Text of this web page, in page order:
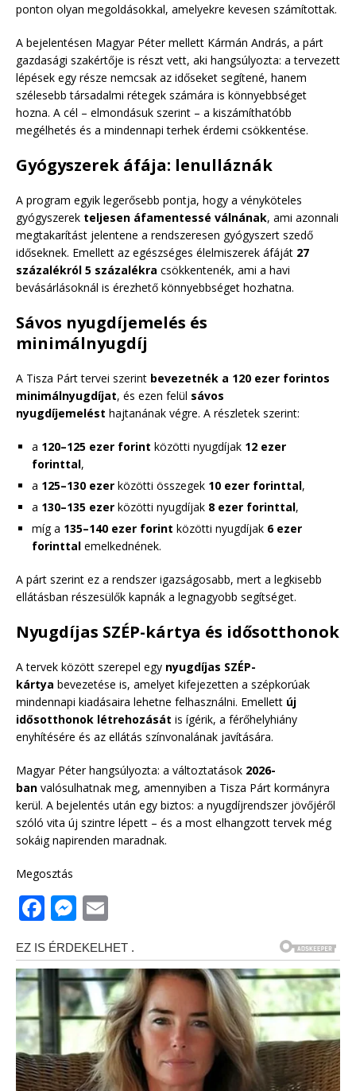
ponton olyan megoldásokkal, amelyekre kevesen számítottak.
A bejelentésen Magyar Péter mellett Kármán András, a párt
gazdasági szakértője is részt vett, aki hangsúlyozta: a tervezett
lépések egy része nemcsak az időseket segítené, hanem
szélesebb társadalmi rétegek számára is könnyebbséget
hozna. A cél – elmondásuk szerint – a kiszámíthatóbb
megélhetés és a mindennapi terhek érdemi csökkentése.
Gyógyszerek áfája: lenulláznák
A program egyik legerősebb pontja, hogy a vényköteles
gyógyszerek teljesen áfamentessé válnának, ami azonnali
megtakarítást jelentene a rendszeresen gyógyszert szedő
időseknek. Emellett az egészséges élelmiszerek áfáját 27
százalékról 5 százalékra csökkentenék, ami a havi
bevásárlásoknál is érezhető könnyebbséget hozhatna.
Sávos nyugdíjemelés és
minimálnyugdíj
A Tisza Párt tervei szerint bevezetnék a 120 ezer forintos
minimálnyugdíjat, és ezen felül sávos
nyugdíjemelést hajtanának végre. A részletek szerint:
a 120–125 ezer forint közötti nyugdíjak 12 ezer
forinttal,
a 125–130 ezer közötti összegek 10 ezer forinttal,
a 130–135 ezer közötti nyugdíjak 8 ezer forinttal,
míg a 135–140 ezer forint közötti nyugdíjak 6 ezer
forinttal emelkednének.
A párt szerint ez a rendszer igazságosabb, mert a legkisebb
ellátásban részesülők kapnák a legnagyobb segítséget.
Nyugdíjas SZÉP-kártya és idősotthonok
A tervek között szerepel egy nyugdíjas SZÉP-
kártya bevezetése is, amelyet kifejezetten a szépkorúak
mindennapi kiadásaira lehetne felhasználni. Emellett új
idősotthonok létrehozását is ígérik, a férőhelyhiány
enyhítésére és az ellátás színvonalának javítására.
Magyar Péter hangsúlyozta: a változtatások 2026-
ban valósulhatnak meg, amennyiben a Tisza Párt kormányra
kerül. A bejelentés után egy biztos: a nyugdíjrendszer jövőjéről
szóló vita új szintre lépett – és a most elhangzott tervek még
sokáig napirenden maradnak.
Megosztás
F
a
c
e
b
o
o
M
ss
e
n
g
e
ai
l